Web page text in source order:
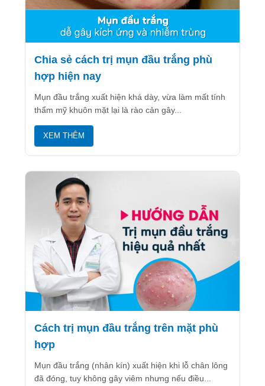
Chia sẻ cách trị mụn đầu trắng phù
hợp hiện nay
Mụn đầu trắng xuất hiện khá dày, vừa làm mất tính
thẩm mỹ khuôn mặt lại là rào cản gây...
XEM THÊM
Cách trị mụn đầu trắng trên mặt phù
hợp
Mụn đầu trắng (nhân kín) xuất hiện khi lỗ chân lông
đã đóng, tuy không gây viêm nhưng nếu điều...